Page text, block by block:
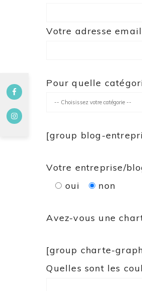
Votre adresse
Pour quelle
[group blog-
Votre entreprise/
oui
non
Avez-vous une
[group charte-
Quelles sont les